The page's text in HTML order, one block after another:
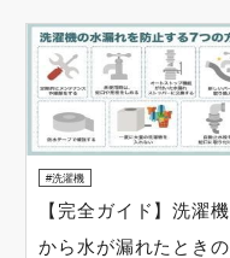
洗濯機
【完全ガイド】洗濯機
から水が漏れたときの